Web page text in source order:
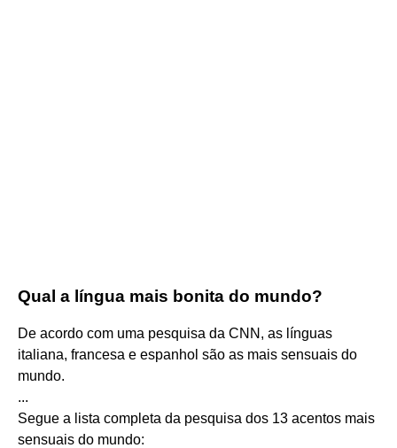
Qual a língua mais bonita do mundo?
De acordo com uma pesquisa da CNN, as línguas
italiana, francesa e espanhol são as mais sensuais do
mundo.
...
Segue a lista completa da pesquisa dos 13 acentos mais
sensuais do mundo: